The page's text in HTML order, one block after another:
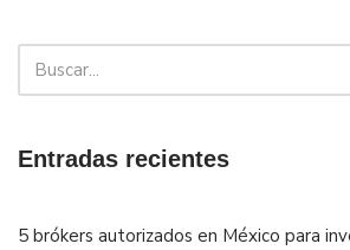
Entradas recientes
5 brókers autorizados en México para